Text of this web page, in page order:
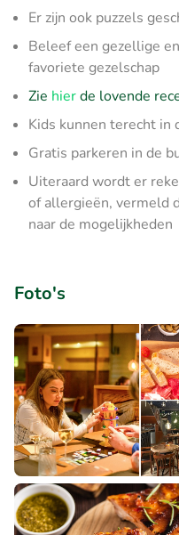
Er zijn ook puzzels
Beleef een gezellige
favoriete gezelschap
Zie hierde lovende
Kids kunnen terecht in
Gratis parkeren in de
Uiteraard wordt er
of allergieën, vermeld
naar de mogelijkheden
Foto's